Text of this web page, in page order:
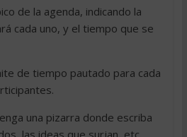
de la agenda, indicando la
cada uno, y el tiempo que se
de tiempo pautado para cada
una pizarra donde escriba
las ideas que surjan, etc.